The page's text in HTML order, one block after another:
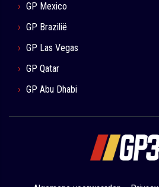
GP Mexico
GP Brazilië
GP Las Vegas
GP Qatar
GP Abu Dhabi